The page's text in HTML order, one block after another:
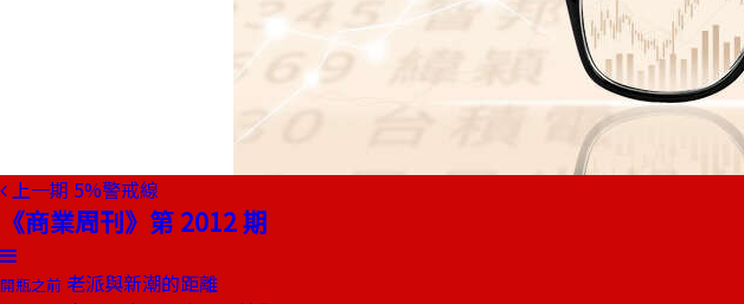
上一期 5%警戒線
《商業周刊》第 2012 期
開瓶之前 老派與新潮的距離